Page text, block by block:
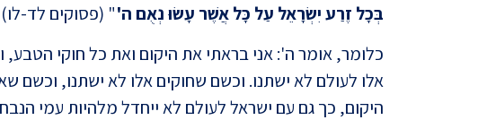
בְּכָל זֶרַע יִשְׂרָאֵל עַל כָּל אֲשֶׁר עָשׂוּ נְאֻם ה'" (פסוקים לד-לו)
כלומר, אומר ה': אני בראתי את היקום ואת כל חוקי הטבע,
אלו לעולם לא ישתנו. וכשם שחוקים אלו לא ישתנו, וכשם
היקום, כך גם עם ישראל לעולם לא ייחדל מלהיות עמי